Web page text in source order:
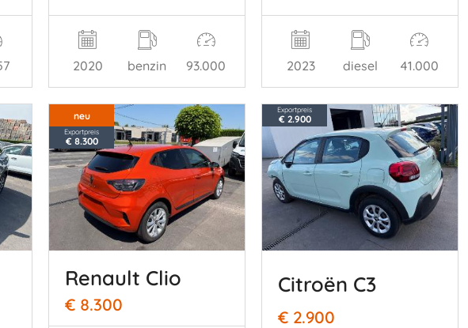
2020 benzin 93.000 2023 diesel 41.000
neu
Exportpreis
€ 8.300
Renault Clio
€ 8.300
Exportpreis
€ 2.900
Citroën C3
€ 2.900